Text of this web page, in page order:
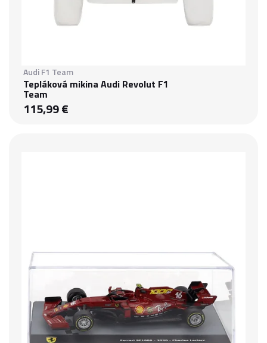
Audi F1 Team
Tepláková mikina Audi Revolut F1
Team
115,99 €